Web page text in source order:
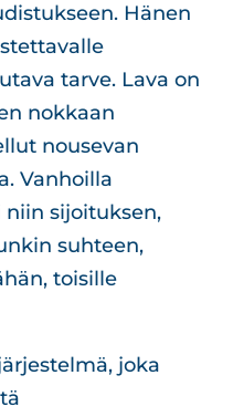
Hänen
tarve. Lava on
nokkaan
nousevan
Vanhoilla
sijoituksen,
suhteen,
toisille
joka